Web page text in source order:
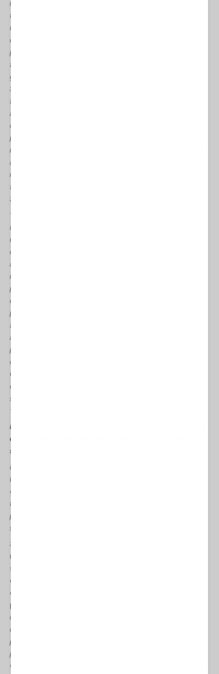
mettere un serbatoio in una grande buca che abbiamo scavato nel
terreno, che usiamo insieme ad altre cinque famiglie. Mi sento
umiliata, mi mancano le semplici cose della mia vita prima
dell’attacco…Ogni essere umano a Gaza soffre di fame e sete, ma
poiché la nostra tenda è vicina al confine con l’Egitto, la nostra
famiglia è lontana dagli aiuti e a volte passano giorni interi senza una
goccia d’acqua. Non riesco ad avere latte per il figlio più giovane,
Sannad, che ora mangia solo cibo in scatola insieme al resto della
famiglia. Sannad è sofferente a causa delle temperature fredde
all'interno della tenda, e lui e altri della famiglia si ammalano
costantemente, senza alcuna medicina accessibile…Avendo già
perso una gravidanza, sono gravemente ansiosa per il futuro della
mia famiglia. La mia vicina è stata uccisa insieme a suo marito, da un
attacco aereo mentre partoriva. I miei due fratelli sono stati uccisi
mentre cercavano di fuggire dalla casa dei miei genitori. Un altro mio
fratello è stato amputato. Chi sarà il prossimo? Chi verrà ucciso?
Sarò io? …”.
“…In questo territorio contestato, le donne devono sopportare un
lungo e frustrante processo quando perseguono un'istruzione
universitaria all'estero
diritto all’istruzione e alla libertà di movimento, ora immaginate di
averli negati entrambi. Questa è la situazione che si trova di fronte a
molti che vivono a Gaza, dove le possibilità universitarie sono
particolarmente limitate…La ricerca di un’istruzione superiore per le
donne di Gaza è ostacolata dai blocchi che Israele ed Egitto hanno
posto ai suoi confini. Di conseguenza, viaggiare nelle scuole al di
fuori della regione richiede un permesso di uscita, per il quale gli
aspiranti studenti spesso aspettano mesi, a volte più di un anno, solo
per ottenere il rifiuto delle loro domande. Eppure, nonostante gli
ostacoli e le battute d’arresto, l’unica cosa che vedo nelle storie di
Gaza, in particolare delle ragazze, è la speranza. Qui ci sono tutte
donne autentiche che si rifiutano di accettare il no come risposta, e
sanno che il sistema deve essere cambiato…”,
fotoreporter palestinese
La SPERANZA, la ricerca di un FUTURO, l’incrollabile fede nella VITA,
come schiaffo e risposta alla disumanità e ferocia del regime
sionista israeliano.
Reem
interruzioni di corrente che si verificano a
generatore per alimentare la sua TV). “…
tutti i fronti. Oltre alla nostra restrizione di movimento, c’è un’enorme
pressione sociale e psicologica sulle donne. Quando mi arrabbio,
suono musica. La musica è la mia vita…”.
Sali
madre al confine controllato dall’
suo nome venga annunciato per uscire dalla
giorno, ha impacchettato i suoi effetti personali e si è recata al
confine per aspettare con i suoi genitori e fratelli, incerti se sarà
possibile attraversare. “…
qualche giorno all’anno. Molte persone si ammassano lì, alla
disperata ricerca di uscire. Ho letto molte storie condivise dalle
persone sui social media su quanto sia umiliante e difficile l’intera
procedura di attraversamento
vada. Dicono che non c’è futuro per me qui a Gaza. Ma vorrei tornare